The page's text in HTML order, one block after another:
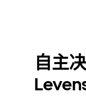
自主